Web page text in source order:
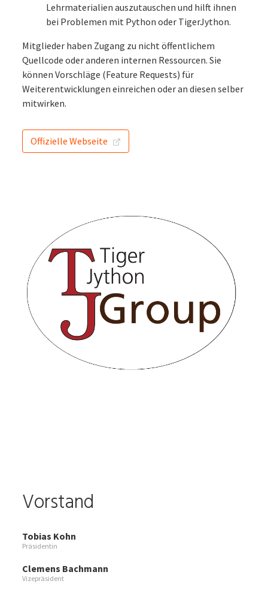
Lehrmaterialien auszutauschen und hilft ihnen
bei Problemen mit Python oder TigerJython.
Mitglieder haben Zugang zu nicht öffentlichem
Quellcode oder anderen internen Ressourcen. Sie
können Vorschläge (Feature Requests) für
Weiterentwicklungen einreichen oder an diesen selber
mitwirken.
Offizielle Webseite
Vorstand
Tobias Kohn
Präsidentin
Clemens Bachmann
Vizepräsident